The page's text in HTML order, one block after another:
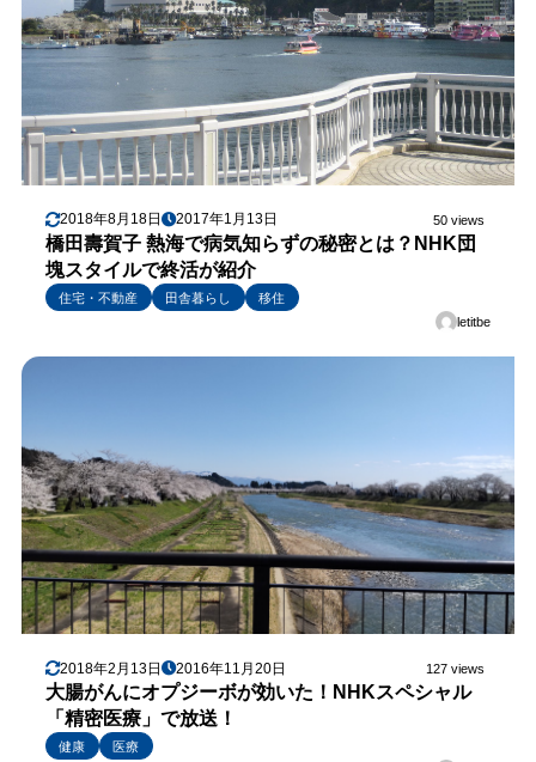
2018年8月18日 2017年1月13日 50 views
橋田壽賀子 熱海で病気知らずの秘密とは？NHK団
塊スタイルで終活が紹介
住宅・不動産 田舎暮らし
移住
letitbe
2018年2月13日 2016年11月20日 127 views
大腸がんにオプジーボが効いた！NHKスペシャル
「精密医療」で放送！
健康
医療